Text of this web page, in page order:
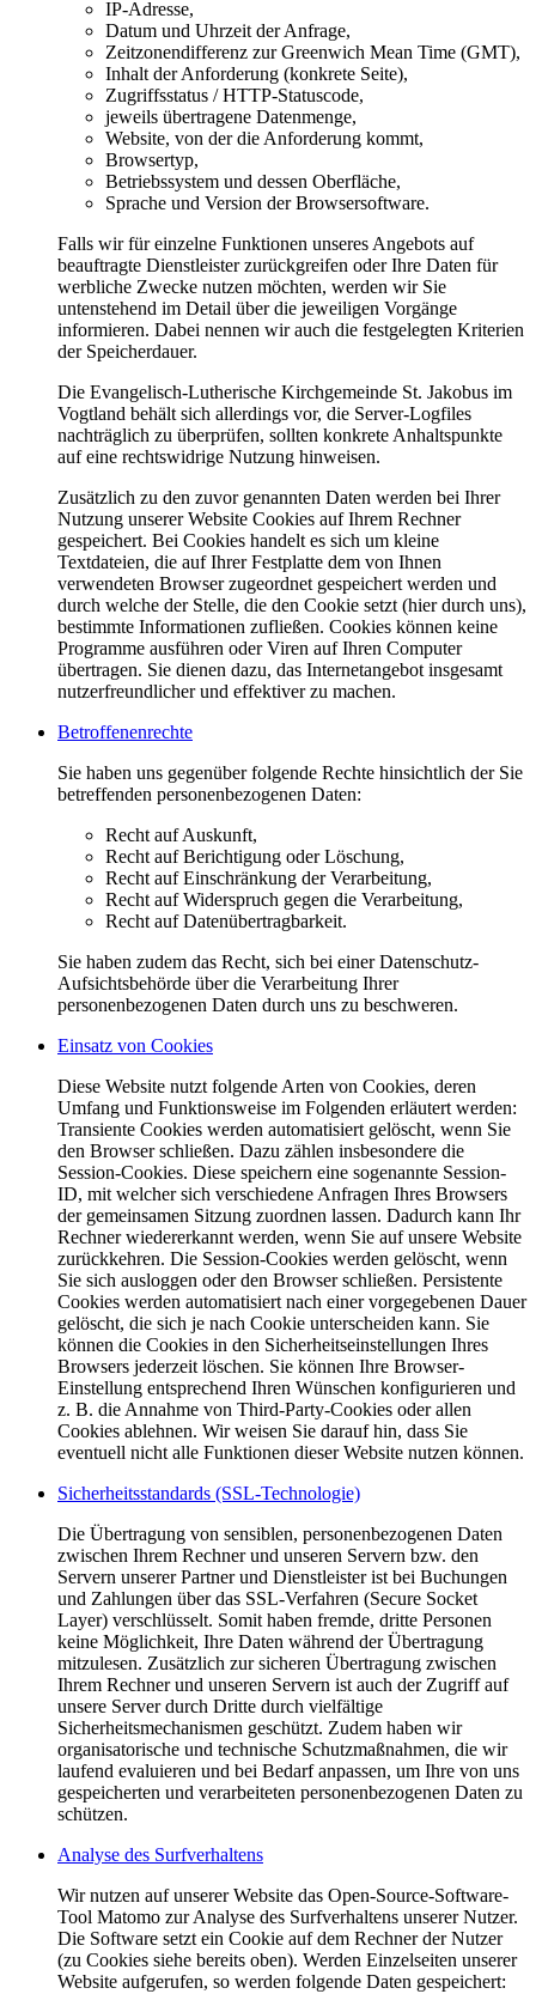
IP-Adresse,
Datum und Uhrzeit der Anfrage,
Zeitzonendifferenz zur Greenwich Mean Time (GMT),
Inhalt der Anforderung (konkrete Seite),
Zugriffsstatus / HTTP-Statuscode,
jeweils übertragene Datenmenge,
Website, von der die Anforderung kommt,
Browsertyp,
Betriebssystem und dessen Oberfläche,
Sprache und Version der Browsersoftware.
Falls wir für einzelne Funktionen unseres Angebots auf
beauftragte Dienstleister zurückgreifen oder Ihre Daten für
werbliche Zwecke nutzen möchten, werden wir Sie
untenstehend im Detail über die jeweiligen Vorgänge
informieren. Dabei nennen wir auch die festgelegten Kriterien
der Speicherdauer.
Die Evangelisch-Lutherische Kirchgemeinde St. Jakobus im
Vogtland behält sich allerdings vor, die Server-Logfiles
nachträglich zu überprüfen, sollten konkrete Anhaltspunkte
auf eine rechtswidrige Nutzung hinweisen.
Zusätzlich zu den zuvor genannten Daten werden bei Ihrer
Nutzung unserer Website Cookies auf Ihrem Rechner
gespeichert. Bei Cookies handelt es sich um kleine
Textdateien, die auf Ihrer Festplatte dem von Ihnen
verwendeten Browser zugeordnet gespeichert werden und
durch welche der Stelle, die den Cookie setzt (hier durch uns),
bestimmte Informationen zufließen. Cookies können keine
Programme ausführen oder Viren auf Ihren Computer
übertragen. Sie dienen dazu, das Internetangebot insgesamt
nutzerfreundlicher und effektiver zu machen.
Betroffenenrechte
Sie haben uns gegenüber folgende Rechte hinsichtlich der Sie
betreffenden personenbezogenen Daten:
Recht auf Auskunft,
Recht auf Berichtigung oder Löschung,
Recht auf Einschränkung der Verarbeitung,
Recht auf Widerspruch gegen die Verarbeitung,
Recht auf Datenübertragbarkeit.
Sie haben zudem das Recht, sich bei einer Datenschutz-
Aufsichtsbehörde über die Verarbeitung Ihrer
personenbezogenen Daten durch uns zu beschweren.
Einsatz von Cookies
Diese Website nutzt folgende Arten von Cookies, deren
Umfang und Funktionsweise im Folgenden erläutert werden:
Transiente Cookies werden automatisiert gelöscht, wenn Sie
den Browser schließen. Dazu zählen insbesondere die
Session-Cookies. Diese speichern eine sogenannte Session-
ID, mit welcher sich verschiedene Anfragen Ihres Browsers
der gemeinsamen Sitzung zuordnen lassen. Dadurch kann Ihr
Rechner wiedererkannt werden, wenn Sie auf unsere Website
zurückkehren. Die Session-Cookies werden gelöscht, wenn
Sie sich ausloggen oder den Browser schließen. Persistente
Cookies werden automatisiert nach einer vorgegebenen Dauer
gelöscht, die sich je nach Cookie unterscheiden kann. Sie
können die Cookies in den Sicherheitseinstellungen Ihres
Browsers jederzeit löschen. Sie können Ihre Browser-
Einstellung entsprechend Ihren Wünschen konfigurieren und
z. B. die Annahme von Third-Party-Cookies oder allen
Cookies ablehnen. Wir weisen Sie darauf hin, dass Sie
eventuell nicht alle Funktionen dieser Website nutzen können.
Sicherheitsstandards (SSL-Technologie)
Die Übertragung von sensiblen, personenbezogenen Daten
zwischen Ihrem Rechner und unseren Servern bzw. den
Servern unserer Partner und Dienstleister ist bei Buchungen
und Zahlungen über das SSL-Verfahren (Secure Socket
Layer) verschlüsselt. Somit haben fremde, dritte Personen
keine Möglichkeit, Ihre Daten während der Übertragung
mitzulesen. Zusätzlich zur sicheren Übertragung zwischen
Ihrem Rechner und unseren Servern ist auch der Zugriff auf
unsere Server durch Dritte durch vielfältige
Sicherheitsmechanismen geschützt. Zudem haben wir
organisatorische und technische Schutzmaßnahmen, die wir
laufend evaluieren und bei Bedarf anpassen, um Ihre von uns
gespeicherten und verarbeiteten personenbezogenen Daten zu
schützen.
Analyse des Surfverhaltens
Wir nutzen auf unserer Website das Open-Source-Software-
Tool Matomo zur Analyse des Surfverhaltens unserer Nutzer.
Die Software setzt ein Cookie auf dem Rechner der Nutzer
(zu Cookies siehe bereits oben). Werden Einzelseiten unserer
Website aufgerufen, so werden folgende Daten gespeichert: